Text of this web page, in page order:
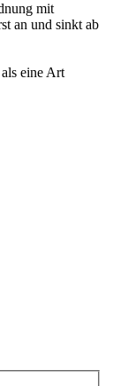
mit
an und sinkt ab
eine Art